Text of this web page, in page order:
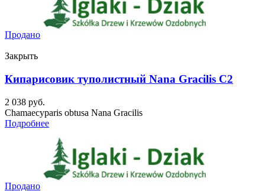
Продано
Закрыть
Кипарисовик туполистный Nana Gracilis C2
2 038 руб.
Chamaecyparis obtusa Nana Gracilis
Подробнее
Продано